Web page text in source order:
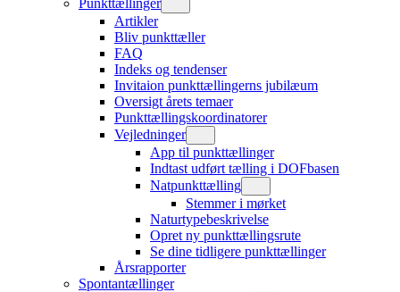
Punkttællinger
Artikler
Bliv punkttæller
FAQ
Indeks og tendenser
Invitaion punkttællingerns jubilæum
Oversigt årets temaer
Punkttællingskoordinatorer
Vejledninger
App til punkttællinger
Indtast udført tælling i DOFbasen
Natpunkttælling
Stemmer i mørket
Naturtypebeskrivelse
Opret ny punkttællingsrute
Se dine tidligere punkttællinger
Årsrapporter
Spontantællinger